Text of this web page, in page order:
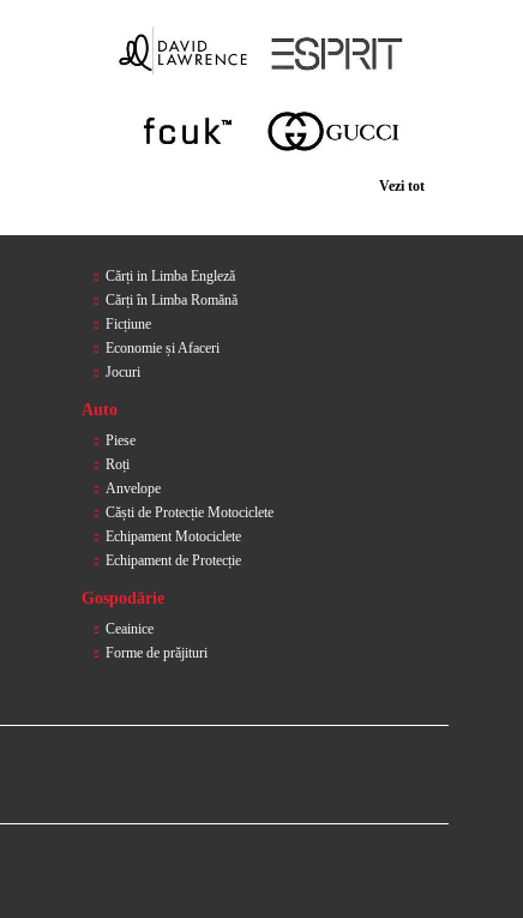
Vezi tot
Cărți in Limba Engleză
Cărți în Limba Romănă
Ficțiune
Economie și Afaceri
Jocuri
Auto
Piese
Roți
Anvelope
Căști de Protecție Motociclete
Echipament Motociclete
Echipament de Protecție
Gospodărie
Ceainice
Forme de prăjituri